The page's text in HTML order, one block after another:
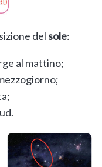
delsole:
al mattino;